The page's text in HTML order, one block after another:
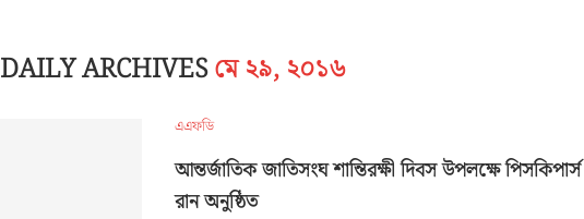
DAILY ARCHIVESমে ২৯, ২০১৬
এএফডি
আন্তর্জাতিক জাতিসংঘ শান্তিরক্ষী দিবস উপলক্ষে পিসকিপার্স
রান অনুষ্ঠিত